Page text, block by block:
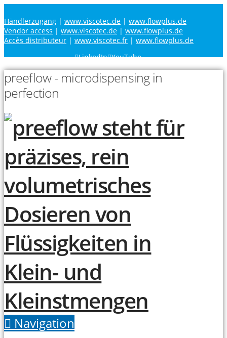
Händlerzugang | www.viscotec.de | www.flowplus.de
Vendor access | www.viscotec.de | www.flowplus.de
Accès distributeur | www.viscotec.fr | www.flowplus.de
LinkedIn YouTube
preeflow - microdispensing in
perfection
Navigation